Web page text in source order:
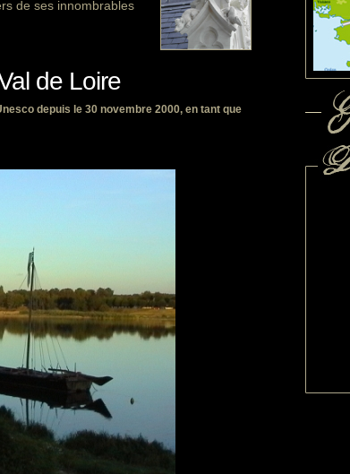
de ses innombrables
de Loire
depuis le 30 novembre 2000, en tant que